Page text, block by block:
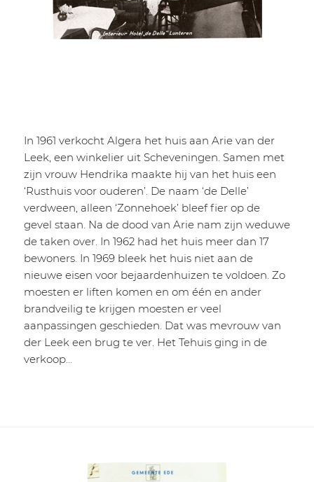
In 1961 verkocht Algera het huis aan Arie van der
Leek, een winkelier uit Scheveningen. Samen met
zijn vrouw Hendrika maakte hij van het huis een
‘Rusthuis voor ouderen’. De naam ‘de Delle’
verdween, alleen ‘Zonnehoek’ bleef fier op de
gevel staan. Na de dood van Arie nam zijn weduwe
de taken over. In 1962 had het huis meer dan 17
bewoners. In 1969 bleek het huis niet aan de
nieuwe eisen voor bejaardenhuizen te voldoen. Zo
moesten er liften komen en om één en ander
brandveilig te krijgen moesten er veel
aanpassingen geschieden. Dat was mevrouw van
der Leek een brug te ver. Het Tehuis ging in de
verkoop…